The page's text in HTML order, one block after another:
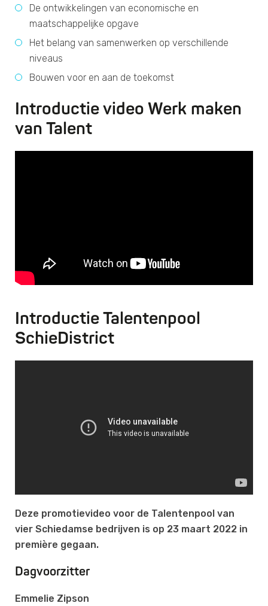
De ontwikkelingen van economische en
maatschappelijke opgave
Het belang van samenwerken op verschillende
niveaus
Bouwen voor en aan de toekomst
Introductie video Werk maken
van Talent
Introductie Talentenpool
SchieDistrict
Deze promotievideo voor de Talentenpool van
vier Schiedamse bedrijven is op 23 maart 2022 in
première gegaan.
Dagvoorzitter
Emmelie Zipson